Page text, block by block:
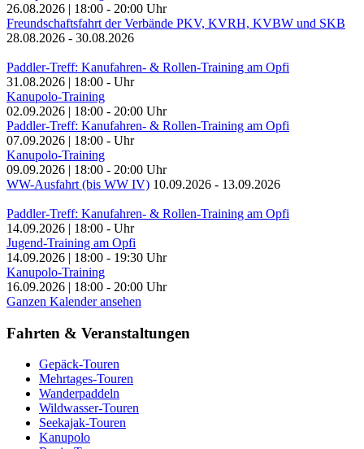
26.08.2026 | 18:00 - 20:00 Uhr
Freundschaftsfahrt der Verbände PKV, KVRH, KVBW und SKB
28.08.2026 - 30.08.2026
Paddler-Treff: Kanufahren- & Rollen-Training am Opfi
31.08.2026 | 18:00 - Uhr
Kanupolo-Training
02.09.2026 | 18:00 - 20:00 Uhr
Paddler-Treff: Kanufahren- & Rollen-Training am Opfi
07.09.2026 | 18:00 - Uhr
Kanupolo-Training
09.09.2026 | 18:00 - 20:00 Uhr
WW-Ausfahrt (bis WW IV) 10.09.2026 - 13.09.2026
Paddler-Treff: Kanufahren- & Rollen-Training am Opfi
14.09.2026 | 18:00 - Uhr
Jugend-Training am Opfi
14.09.2026 | 18:00 - 19:30 Uhr
Kanupolo-Training
16.09.2026 | 18:00 - 20:00 Uhr
Ganzen Kalender ansehen
Fahrten & Veranstaltungen
Gepäck-Touren
Mehrtages-Touren
Wanderpaddeln
Wildwasser-Touren
Seekajak-Touren
Kanupolo